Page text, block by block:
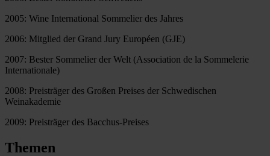
2005: Wine International Sommelier des Jahres
2006: Mitglied der Grand Jury Européen (GJE)
2007: Bester Sommelier der Welt (Association de la Sommelerie
Internationale)
2008: Preisträger des Großen Preises der Schwedischen
Weinakademie
2009: Preisträger des Bacchus-Preises
Themen